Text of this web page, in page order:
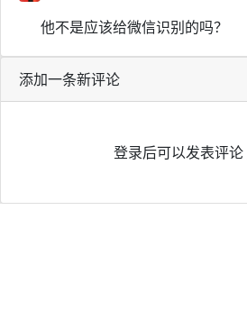
他不是应该给微信识别的吗？
添加一条新评论
登录后可以发表评论